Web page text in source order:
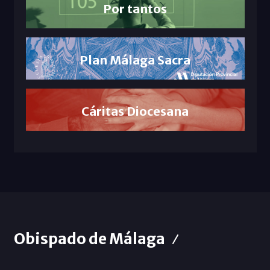
Por tantos
Plan Málaga Sacra
Cáritas Diocesana
Obispado de Málaga